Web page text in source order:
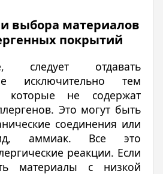
выбора материалов
покрытий
следует отдавать
исключительно тем
которые не содержат
Это могут быть
соединения или
аммиак. Все это
реакции. Если
материалы с низкой